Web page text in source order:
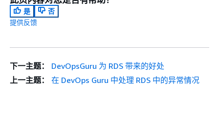
是
否
提供反馈
下一主题：
DevOpsGuru 为 RDS 带来的好处
上一主题：
在 DevOps Guru 中处理 RDS 中的异常情况